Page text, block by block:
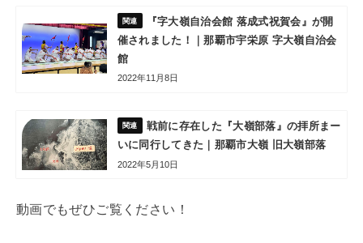
『字大嶺自治会館 落成式祝賀会』が開
催されました！｜那覇市宇栄原 字大嶺自治会
館
2022年11月8日
戦前に存在した『大嶺部落』の拝所まー
いに同行してきた｜那覇市大嶺 旧大嶺部落
2022年5月10日
動画でもぜひご覧ください！